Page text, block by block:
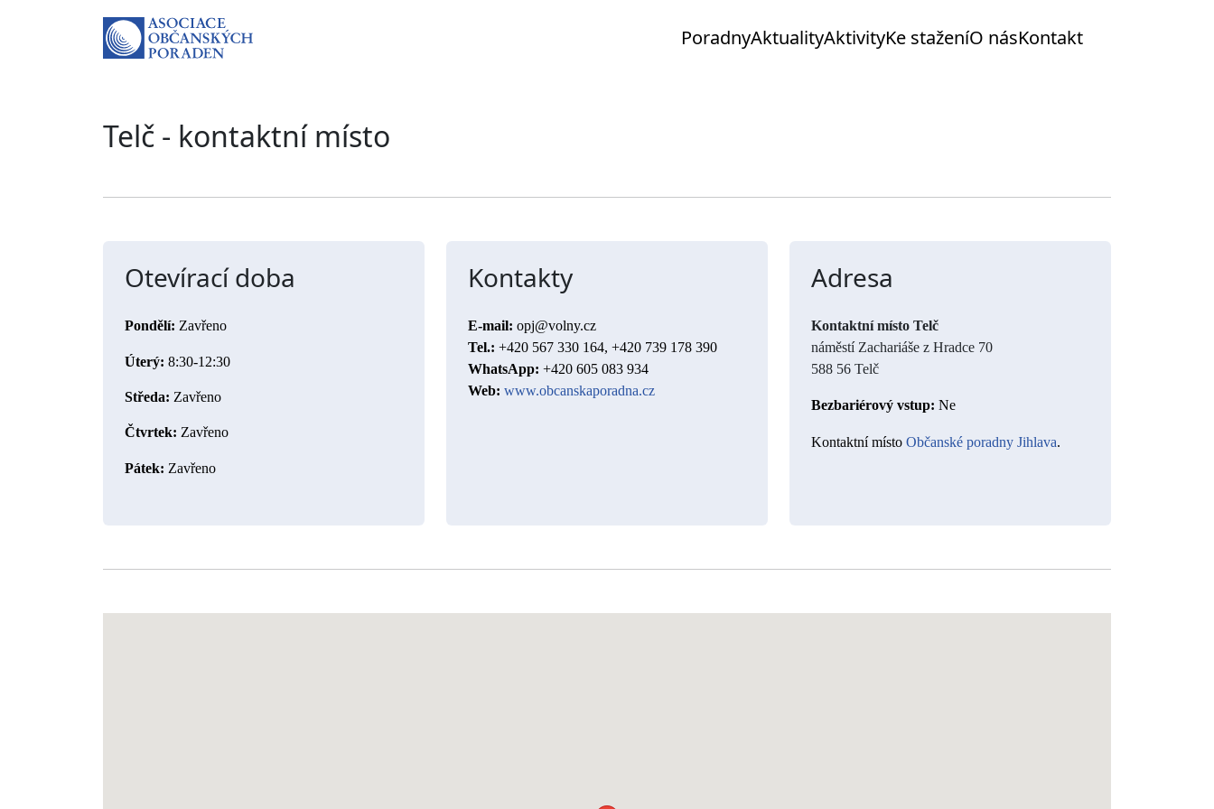
PoradnyAktualityAktivityKe staženíO násKontakt
Telč - kontaktní místo
Otevírací doba
Pondělí: Zavřeno
Úterý: 8:30-12:30
Středa: Zavřeno
Čtvrtek: Zavřeno
Pátek: Zavřeno
Kontakty
E-mail: opj@volny.cz
Tel.: +420 567 330 164, +420 739 178 390
WhatsApp: +420 605 083 934
Web: www.obcanskaporadna.cz
Adresa
Kontaktní místo Telč
náměstí Zachariáše z Hradce 70
588 56 Telč
Bezbariérový vstup: Ne
Kontaktní místo Občanské poradny Jihlava.